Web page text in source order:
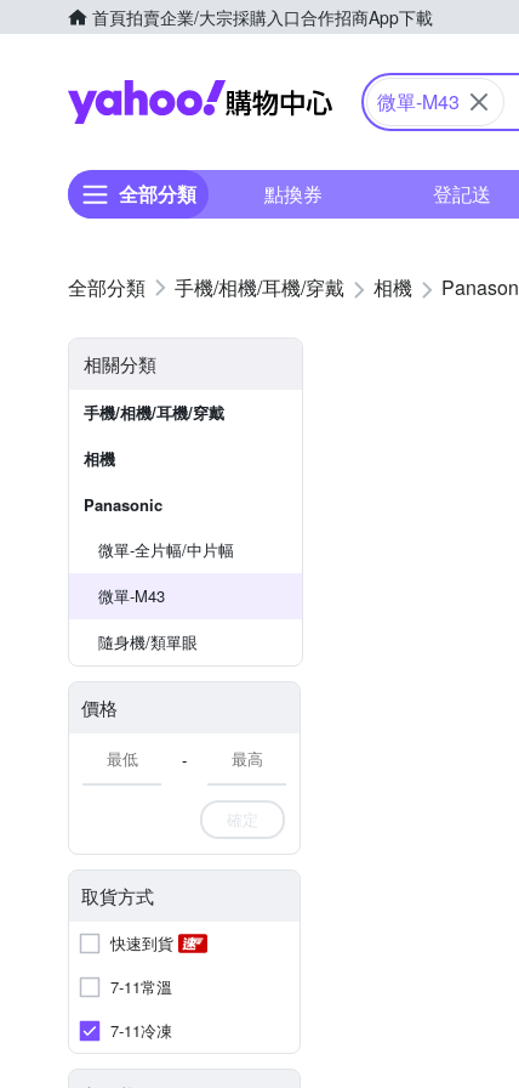
首頁拍賣企業/大宗採購入口合作招商App下載
Yahoo購物中心
微單-M43
全部分類 點換券 登記送
手機/相機/耳機/穿戴 相機
相關分類
手機/相機/耳機/穿戴
相機
Panasonic
微單-全片幅/中片幅
微單-M43
隨身機/類單眼
價格
-
確定
取貨方式
快速到貨
7-11常溫
7-11冷凍